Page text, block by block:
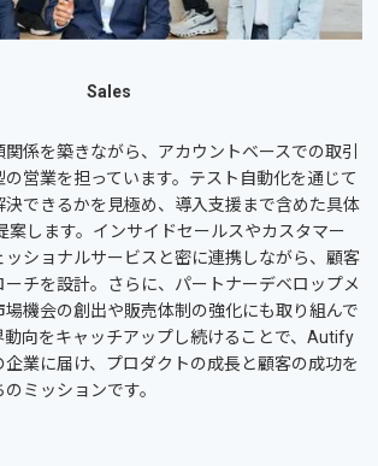
Sales
係を築きながら、アカウントベースでの取引
営業を担っています。テスト自動化を通じて
できるかを見極め、導入支援まで含めた具体
案します。インサイドセールスやカスタマー
ッショナルサービスと密に連携しながら、顧客
ーチを設計。さらに、パートナーデベロップメ
場機会の創出や販売体制の強化にも取り組んで
動向をキャッチアップし続けることで、Autify
業に届け、プロダクトの成長と顧客の成功を
ミッションです。